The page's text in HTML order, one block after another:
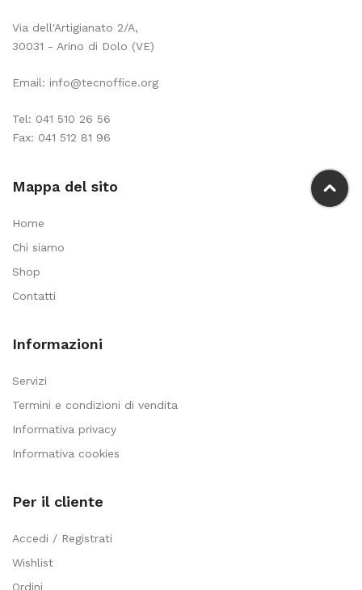
Via dell'Artigianato 2/A,
30031 - Arino di Dolo (VE)
Email: info@tecnoffice.org
Tel: 041 510 26 56
Fax: 041 512 81 96
Mappa del sito
Home
Chi siamo
Shop
Contatti
Informazioni
Servizi
Termini e condizioni di vendita
Informativa privacy
Informativa cookies
Per il cliente
Accedi / Registrati
Wishlist
Ordini